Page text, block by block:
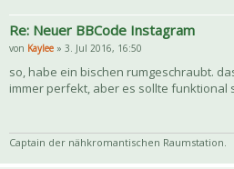
Re: Neuer BBCode Instagram
von Kaylee » 3. Jul 2016, 16:50
so, habe ein bischen rumgeschraubt.
immer perfekt, aber es sollte funktional
Captain der nähkromantischen Raumstation.